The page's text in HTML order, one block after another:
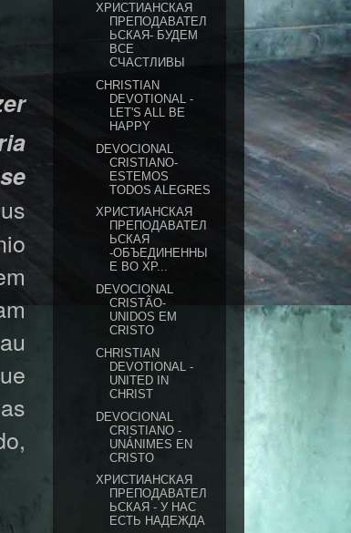
ХРИСТИАНСКАЯ
ПРЕПОДАВАТЕЛ
ЬСКАЯ- БУДЕМ
ВСЕ
СЧАСТЛИВЫ
CHRISTIAN
DEVOTIONAL -
LET'S ALL BE
HAPPY
DEVOCIONAL
CRISTIANO-
ESTEMOS
TODOS ALEGRES
ХРИСТИАНСКАЯ
ПРЕПОДАВАТЕЛ
ЬСКАЯ
-ОБЪЕДИНЕННЫ
Е ВО ХР...
DEVOCIONAL
CRISTÃO-
UNIDOS EM
CRISTO
CHRISTIAN
DEVOTIONAL -
UNITED IN
CHRIST
DEVOCIONAL
CRISTIANO -
UNÁNIMES EN
CRISTO
ХРИСТИАНСКАЯ
ПРЕПОДАВАТЕЛ
ЬСКАЯ - У НАС
ЕСТЬ НАДЕЖДА